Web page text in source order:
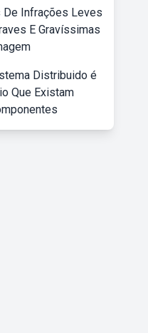
De Infrações Leves
E Gravíssimas
Distribuido é
Que Existam